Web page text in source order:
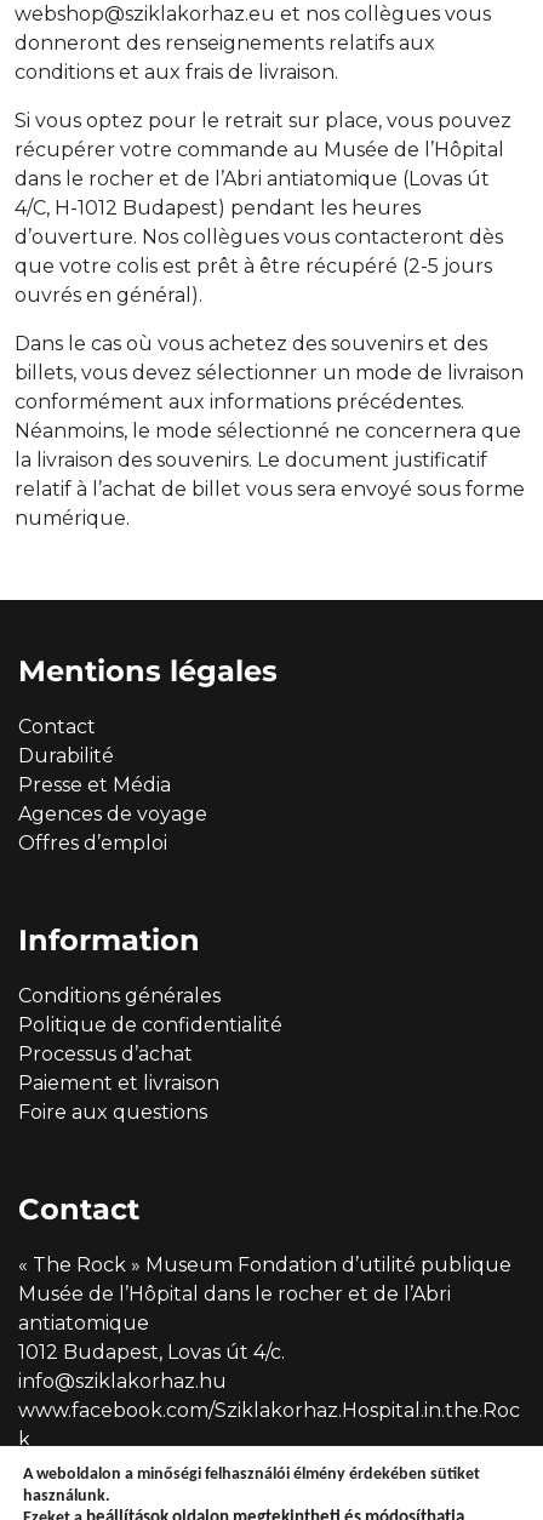
webshop@sziklakorhaz.eu et nos collègues vous
donneront des renseignements relatifs aux
conditions et aux frais de livraison.
Si vous optez pour le retrait sur place, vous pouvez
récupérer votre commande au Musée de l’Hôpital
dans le rocher et de l’Abri antiatomique (Lovas út
4/C, H-1012 Budapest) pendant les heures
d’ouverture. Nos collègues vous contacteront dès
que votre colis est prêt à être récupéré (2-5 jours
ouvrés en général).
Dans le cas où vous achetez des souvenirs et des
billets, vous devez sélectionner un mode de livraison
conformément aux informations précédentes.
Néanmoins, le mode sélectionné ne concernera que
la livraison des souvenirs. Le document justificatif
relatif à l’achat de billet vous sera envoyé sous forme
numérique.
Mentions légales
Contact
Durabilité
Presse et Média
Agences de voyage
Offres d’emploi
Information
Conditions générales
Politique de confidentialité
Processus d’achat
Paiement et livraison
Foire aux questions
Contact
« The Rock » Museum Fondation d’utilité publique
Musée de l’Hôpital dans le rocher et de l’Abri
antiatomique
1012 Budapest, Lovas út 4/c.
info@sziklakorhaz.hu
www.facebook.com/Sziklakorhaz.Hospital.in.the.Roc
k
A weboldalon a minőségi felhasználói élmény érdekében sütiket
használunk.